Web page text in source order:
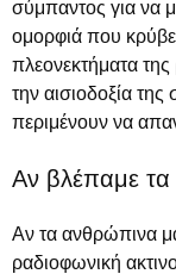
σύμπαντος για να
ομορφιά που
πλεονεκτήματα της
την αισιοδοξία
περιμένουν να
Αν βλέπαμε τα
Αν τα ανθρώπινα
ραδιοφωνική